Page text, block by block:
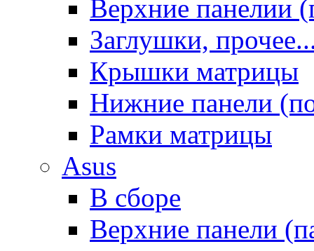
Верхние панелии
Заглушки,
Крышки матрицы
Нижние панели
Рамки матрицы
Asus
В сборе
Верхние панели